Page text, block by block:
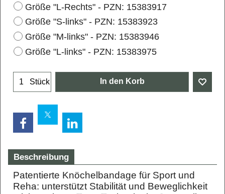
Größe "L-Rechts" - PZN: 15383917
Größe "S-links" - PZN: 15383923
Größe "M-links" - PZN: 15383946
Größe "L-links" - PZN: 15383975
Stück In den Korb
Beschreibung
Patentierte Knöchelbandage für Sport und
Reha: unterstützt Stabilität und Beweglichkeit